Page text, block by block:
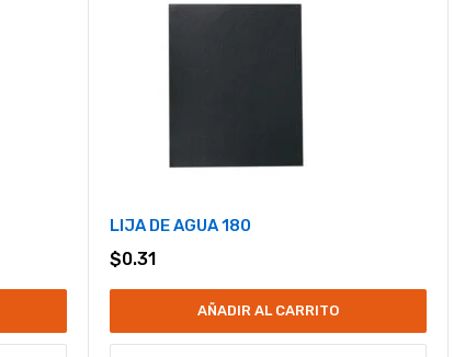
LIJA DE AGUA 180
$0.31
AÑADIR AL CARRITO